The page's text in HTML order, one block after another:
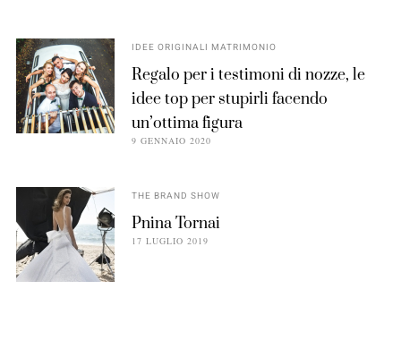
IDEE ORIGINALI MATRIMONIO
Regalo per i testimoni di nozze, le
idee top per stupirli facendo
un’ottima figura
9 GENNAIO 2020
THE BRAND SHOW
Pnina Tornai
17 LUGLIO 2019